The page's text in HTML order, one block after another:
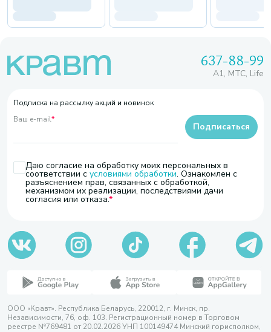
637-88-99
A1, МТС, Life
Подписка на рассылку акций и новинок
Ваш e-mail*
Даю согласие на обработку моих персональных в
соответствии с условиями обработки. Ознакомлен с
разъяснением прав, связанных с обработкой,
механизмом их реализации, последствиями дачи
согласия или отказа.
Подписаться
ООО «Кравт». Республика Беларусь, 220012, г. Минск, пр.
Независимости, 76, оф. 103. Регистрационный номер в Торговом
реестре №769481 от 20.02.2026 УНП 100149474 Минский горисполком,